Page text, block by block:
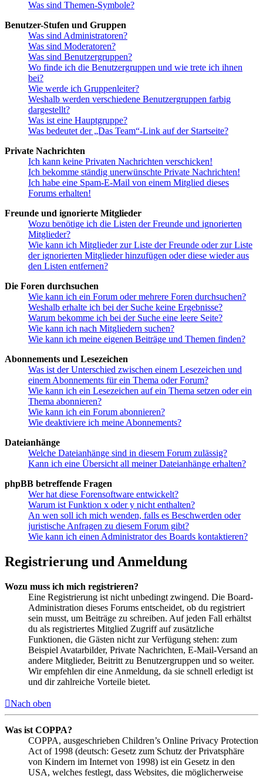
Was sind Themen-Symbole?
Benutzer-Stufen und Gruppen
Was sind Administratoren?
Was sind Moderatoren?
Was sind Benutzergruppen?
Wo finde ich die Benutzergruppen und wie trete ich ihnen
bei?
Wie werde ich Gruppenleiter?
Weshalb werden verschiedene Benutzergruppen farbig
dargestellt?
Was ist eine Hauptgruppe?
Was bedeutet der „Das Team“-Link auf der Startseite?
Private Nachrichten
Ich kann keine Privaten Nachrichten verschicken!
Ich bekomme ständig unerwünschte Private Nachrichten!
Ich habe eine Spam-E-Mail von einem Mitglied dieses
Forums erhalten!
Freunde und ignorierte Mitglieder
Wozu benötige ich die Listen der Freunde und ignorierten
Mitglieder?
Wie kann ich Mitglieder zur Liste der Freunde oder zur Liste
der ignorierten Mitglieder hinzufügen oder diese wieder aus
den Listen entfernen?
Die Foren durchsuchen
Wie kann ich ein Forum oder mehrere Foren durchsuchen?
Weshalb erhalte ich bei der Suche keine Ergebnisse?
Warum bekomme ich bei der Suche eine leere Seite?
Wie kann ich nach Mitgliedern suchen?
Wie kann ich meine eigenen Beiträge und Themen finden?
Abonnements und Lesezeichen
Was ist der Unterschied zwischen einem Lesezeichen und
einem Abonnements für ein Thema oder Forum?
Wie kann ich ein Lesezeichen auf ein Thema setzen oder ein
Thema abonnieren?
Wie kann ich ein Forum abonnieren?
Wie deaktiviere ich meine Abonnements?
Dateianhänge
Welche Dateianhänge sind in diesem Forum zulässig?
Kann ich eine Übersicht all meiner Dateianhänge erhalten?
phpBB betreffende Fragen
Wer hat diese Forensoftware entwickelt?
Warum ist Funktion x oder y nicht enthalten?
An wen soll ich mich wenden, falls es Beschwerden oder
juristische Anfragen zu diesem Forum gibt?
Wie kann ich einen Administrator des Boards kontaktieren?
Registrierung und Anmeldung
Wozu muss ich mich registrieren?
Eine Registrierung ist nicht unbedingt zwingend. Die Board-
Administration dieses Forums entscheidet, ob du registriert
sein musst, um Beiträge zu schreiben. Auf jeden Fall erhältst
du als registriertes Mitglied Zugriff auf zusätzliche
Funktionen, die Gästen nicht zur Verfügung stehen: zum
Beispiel Avatarbilder, Private Nachrichten, E-Mail-Versand an
andere Mitglieder, Beitritt zu Benutzergruppen und so weiter.
Wir empfehlen dir eine Anmeldung, da sie schnell erledigt ist
und dir zahlreiche Vorteile bietet.
Nach oben
Was ist COPPA?
COPPA, ausgeschrieben Children’s Online Privacy Protection
Act of 1998 (deutsch: Gesetz zum Schutz der Privatsphäre
von Kindern im Internet von 1998) ist ein Gesetz in den
USA, welches festlegt, dass Websites, die möglicherweise